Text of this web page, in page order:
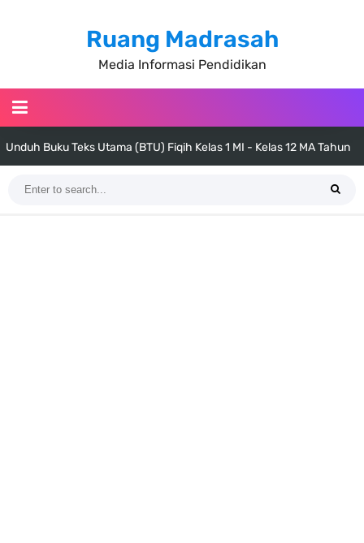
Ruang Madrasah
Media Informasi Pendidikan
Unduh Buku Teks Utama (BTU) Fiqih Kelas 1 MI - Kelas 12 MA Tahun